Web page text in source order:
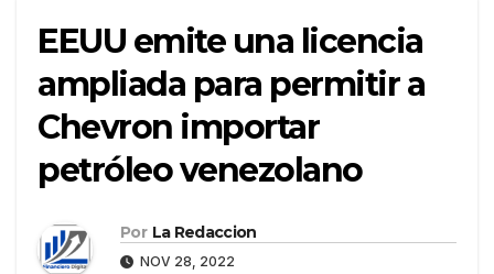
EEUU emite una licencia
ampliada para permitir a
Chevron importar
petróleo venezolano
Por La Redaccion
NOV 28, 2022